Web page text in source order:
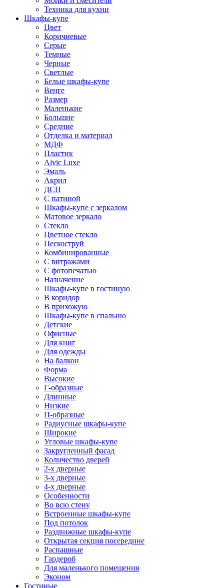
Техника для кухни
Шкафы-купе
Цвет
Коричневые
Серые
Темные
Черные
Светлые
Белые шкафы-купе
Венге
Размер
Маленькие
Большие
Средние
Отделка и материал
МДФ
Пластик
Alvic Luxe
Эмаль
Акрил
ДСП
С патиной
Шкафы-купе с зеркалом
Матовое зеркало
Стекло
Цветное стекло
Пескоструй
Комбинированные
С витражами
С фотопечатью
Назначение
Шкафы-купе в гостиную
В коридор
В прихожую
Шкафы-купе в спальню
Детские
Офисные
Для книг
Для одежды
На балкон
Форма
Высокие
Г-образные
Длинные
Низкие
П-образные
Радиусные шкафы-купе
Широкие
Угловые шкафы-купе
Закругленный фасад
Количество дверей
2-х дверные
3-х дверные
4-х дверные
Особенности
Во всю стену
Встроенные шкафы-купе
Под потолок
Раздвижные шкафы-купе
Открытая секция посередине
Распашные
Гардероб
Для маленького помещения
Эконом
Гостиные